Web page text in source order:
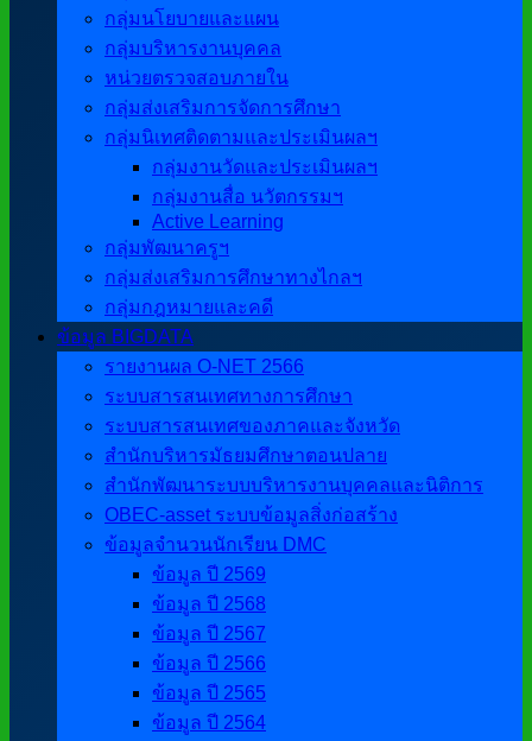
กลุ่มนโยบายและแผน
กลุ่มบริหารงานบุคคล
หน่วยตรวจสอบภายใน
กลุ่มส่งเสริมการจัดการศึกษา
กลุ่มนิเทศติดตามและประเมินผลฯ
กลุ่มงานวัดและประเมินผลฯ
กลุ่มงานสื่อ นวัตกรรมฯ
Active Learning
กลุ่มพัฒนาครูฯ
กลุ่มส่งเสริมการศึกษาทางไกลฯ
กลุ่มกฎหมายและคดี
ข้อมูล BIGDATA
รายงานผล O-NET 2566
ระบบสารสนเทศทางการศึกษา
ระบบสารสนเทศของภาคและจังหวัด
สำนักบริหารมัธยมศึกษาตอนปลาย
สำนักพัฒนาระบบบริหารงานบุคคลและนิติการ
OBEC-asset ระบบข้อมูลสิ่งก่อสร้าง
ข้อมูลจำนวนนักเรียน DMC
ข้อมูล ปี 2569
ข้อมูล ปี 2568
ข้อมูล ปี 2567
ข้อมูล ปี 2566
ข้อมูล ปี 2565
ข้อมูล ปี 2564